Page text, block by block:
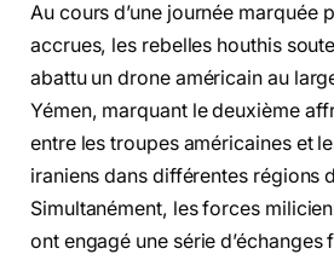
Au cours d’une journée marquée
accrues, les rebelles houthis
abattu un drone américain au
Yémen, marquant le deuxième
entre les troupes américaines et
iraniens dans différentes régions
Simultanément, les forces
ont engagé une série